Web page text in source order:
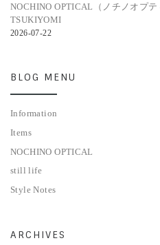
NOCHINO OPTICAL（ノチノオプ
TSUKIYOMI
2026-07-22
BLOG MENU
Information
Items
NOCHINO OPTICAL
still life
Style Notes
ARCHIVES